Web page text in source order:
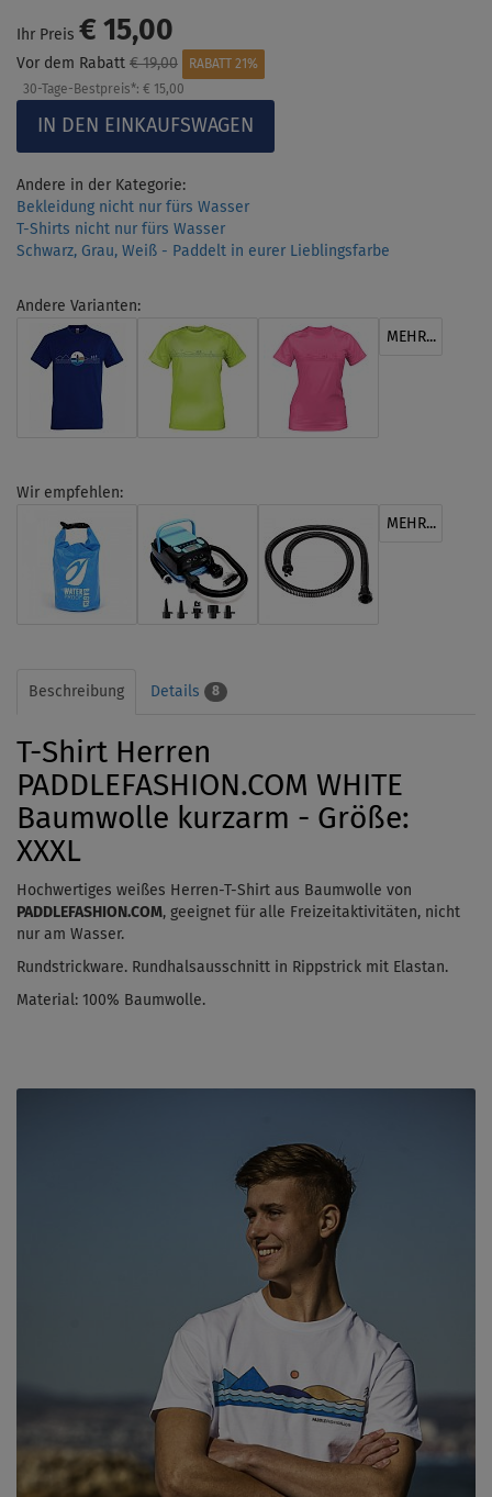
Ihr Preis € 15,00
Vor dem Rabatt € 19,00
RABATT 21%
30-Tage-Bestpreis*: € 15,00
Andere in der Kategorie:
Bekleidung nicht nur fürs Wasser
T-Shirts nicht nur fürs Wasser
Schwarz, Grau, Weiß - Paddelt in eurer Lieblingsfarbe
Andere Varianten:
MEHR...
Wir empfehlen:
MEHR...
Beschreibung Details 8
T-Shirt Herren
PADDLEFASHION.COM WHITE
Baumwolle kurzarm - Größe:
XXXL
Hochwertiges weißes Herren-T-Shirt aus Baumwolle von
PADDLEFASHION.COM, geeignet für alle Freizeitaktivitäten, nicht
nur am Wasser.
Rundstrickware. Rundhalsausschnitt in Rippstrick mit Elastan.
Material: 100% Baumwolle.